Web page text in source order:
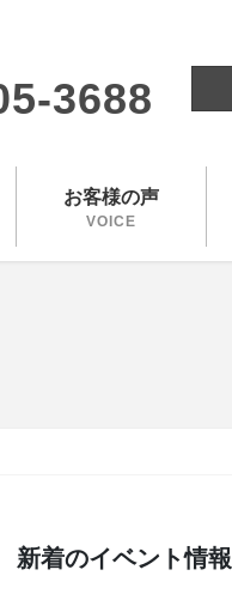
3688
お客様の声
VOICE
新着のイベント情報